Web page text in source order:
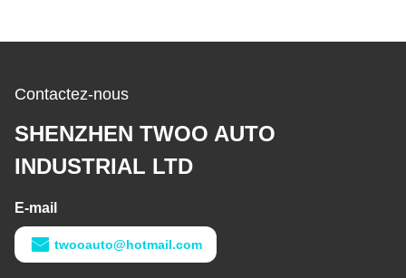
Contactez-nous
SHENZHEN TWOO AUTO
INDUSTRIAL LTD
E-mail
twooauto@hotmail.com